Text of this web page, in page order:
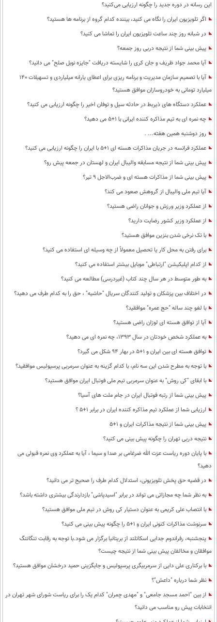
این رسانه در دوره جدید را چگونه ارزیابی می‌کنید؟
اگر تلویزیون ایران را نگاه می کنید، بیننده کدام گروه از برنامه ها هستید؟
در شبانه روز چند ساعت تلویزیون ایران را تماشا می کنید؟
پیش بینی شما از نتیجه دربی روز جمعه؟
آیا محمد جواد ظریف و جان کری را شایسته دریافت "جایزه نوبل صلح" می دانید؟
آیا با تصمیم سازمان مدیریت و برنامه ریزی برای اعطای یارانه میلیاردی و تسهیلات 140
میلیارد تومانی به خودروسازان موافق هستید؟
عملکرد دستگاه های ذیربط در حادثه سیل و توفان اخیر را چگونه ارزیابی می کنید؟
چه نمره ای به تیم مذاکره کننده ایرانی با 1+5 می دهید؟
روز دوشنبه همین هفته... .
عملکرد فرانسه در جریان مذاکرات هسته ای 1+5 با ایران را چگونه ارزیابی می کنید؟
پیش بینی شما از نتیجه مسابقه والیبال ایران و لهستان در جمعه پیش رو؟
پیش بینی شما از مذاکرات هسته ای و ضرب‌الاجل 9 تیر؟
آیا تیم ملی والیبال از گروهش صعود می کند؟
از عملکرد وزیر ورزش و جوانان راضی هستید؟
از عملکرد وزیر کشور رضایت دارید؟
با تک نرخی شدن بنزین موافق هستید؟
برای رفتن به محل کار یا تحصیل معمولاً از چه وسیله ای استفاده می کنید؟
از کدام اپلیکیشن "ارتباطی" موبایل بیشتر استفاده می کنید؟
به طور متوسط در هر سال چند کتاب (غیردرسی) مطالعه می کنید؟
در اختلاف بین پزشکان و تولید کنندگان سریال "حاشیه" ، حق را به کدام طرف می دهید؟
با لغو چند ساله "حج عمره" موافقید؟
آیا از توافق هسته ای لوزان راضی هستید؟
به عملکرد شخص خودتان در سال 1393، چه نمره ای می دهید؟
توافق هسته ای بین ایران و 1+5 در بهار 94 شکل می گیرد؟
با توجه به مطرح شدن این سه نام، با کدام گزینه به عنوان سرمربی پرسپولیس موافقید؟
با ابقای "کی روش" به عنوان سرمربی تیم ملی فوتبال ایران موافق هستید؟
پیش بینی شما از رتبه فوتبال ایران در جام ملت های آسیا؟
ارزیابی شما از عملکرد تیم مذاکره کننده ایران در برابر 1+5 ؟
پیش بینی شما از نتیجه مذاکرات ایران و 1+5
نتیجه دربی تهران را چگونه پیش بینی می کنید؟
با پایان دوره ریاست عزت الله ضرغامی بر صدا و سیما ، آیا به عملکرد وی نمره قبولی می
دهید؟
در قضیه حق پخش تلویزیونی، استدلال کدام طرف را صحیح تر می دانید؟
به نظر شما چه مجازاتی می تواند در برابر "اسید‌پاشی" بازدارندگی بیشتری داشته باشد؟
با انتصاب علی کریمی به عنوان دستیار کی روش در تیم ملی موافق هستید؟
سرنوشت مذاکرات کنونی ایران و 1+5 را چگونه پیش بینی می کنید؟
پنجشنبه، رفراندوم جدایی اسکاتلند از بریتانیا برگزار می شود.با توجه به رقابت تنگاتنگ
موافقان و مخالفان پیش بینی شما از نتیجه چیست؟
با برکناری علی دایی از سرمربیگری پرسپولیس و جایگزینی حمید درخشان موافق هستید؟
نظر شما درباره "داعش"؟
از بین "احمد مسجد جامعی" و "مهدی چمران" کدام یک را برای ریاست شورای شهر تهران در
انتخابات پیش رو مناسب می دانید؟